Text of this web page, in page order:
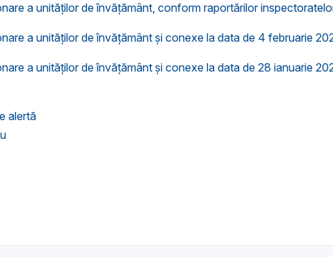
a unităților de învățământ, conform raportărilor
a unităților de învățământ și conexe la data de 4 februarie
a unităților de învățământ și conexe la data de 28 ianuarie
alertă